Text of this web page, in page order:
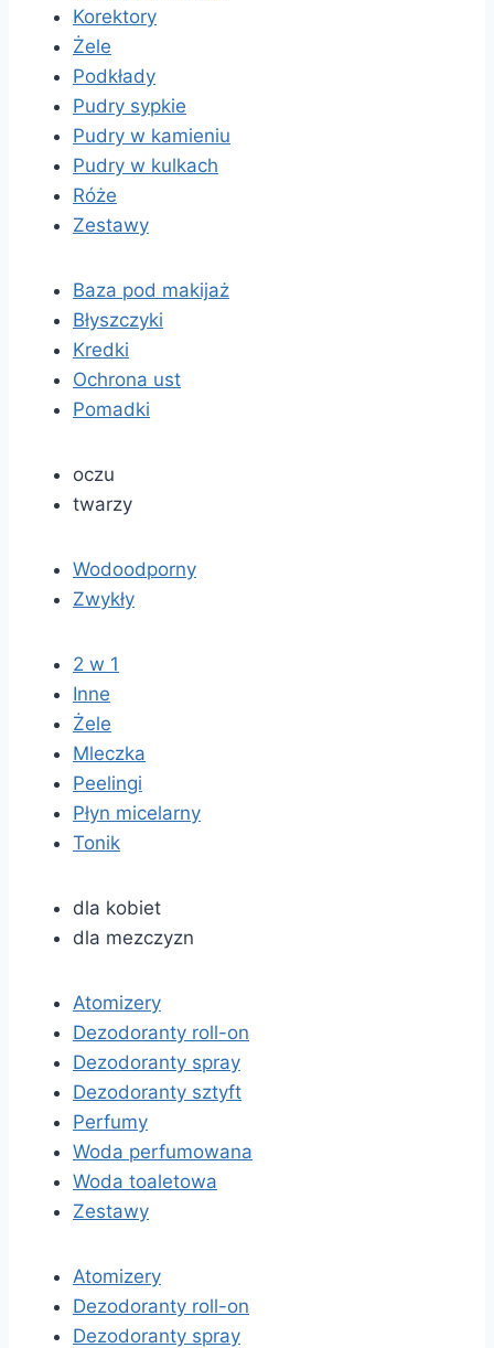
Korektory
Żele
Podkłady
Pudry sypkie
Pudry w kamieniu
Pudry w kulkach
Róże
Zestawy
Baza pod makijaż
Błyszczyki
Kredki
Ochrona ust
Pomadki
oczu
twarzy
Wodoodporny
Zwykły
2 w 1
Inne
Żele
Mleczka
Peelingi
Płyn micelarny
Tonik
dla kobiet
dla mezczyzn
Atomizery
Dezodoranty roll-on
Dezodoranty spray
Dezodoranty sztyft
Perfumy
Woda perfumowana
Woda toaletowa
Zestawy
Atomizery
Dezodoranty roll-on
Dezodoranty spray